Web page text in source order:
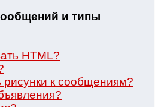
и типы
HTML?
рисунки к сообщениям?